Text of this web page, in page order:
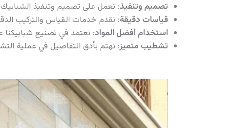
تصميم وتنفيذ: نعمل على تصميم وتنفيذ الشبابيك
قياسات دقيقة: نقدم خدمات القياس والتركيب
استخدام أفضل المواد: نعتمد في تصنيع شبابيكنا
تشطيب متميز: نهتم بأدق التفاصيل في عملية